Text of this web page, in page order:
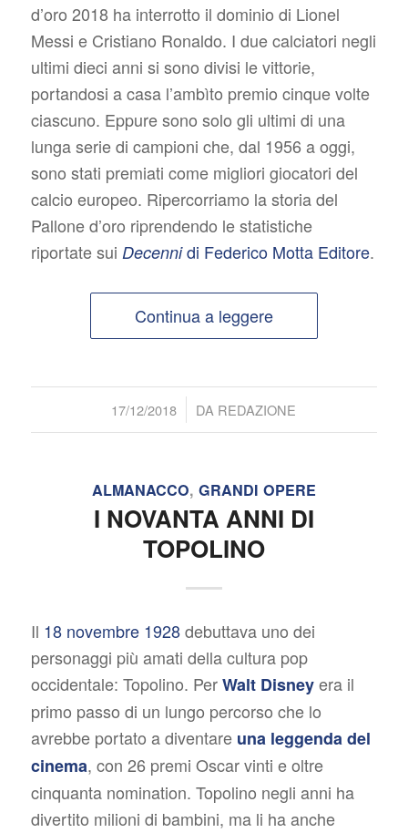
d’oro 2018 ha interrotto il dominio di Lionel
Messi e Cristiano Ronaldo. I due calciatori negli
ultimi dieci anni si sono divisi le vittorie,
portandosi a casa l’ambìto premio cinque volte
ciascuno. Eppure sono solo gli ultimi di una
lunga serie di campioni che, dal 1956 a oggi,
sono stati premiati come migliori giocatori del
calcio europeo. Ripercorriamo la storia del
Pallone d’oro riprendendo le statistiche
riportate sui Decennidi Federico Motta Editore.
Continua a leggere
17/12/2018
/ DA REDAZIONE
ALMANACCO, GRANDI OPERE
I NOVANTA ANNI DI
TOPOLINO
Il 18 novembre 1928debuttava uno dei
personaggi più amati della cultura pop
occidentale: Topolino. PerWalt Disneyera il
primo passo di un lungo percorso che lo
avrebbe portato a diventare una leggenda del
cinema, con 26 premi Oscar vinti e oltre
cinquanta nomination. Topolino negli anni ha
divertito milioni di bambini, ma li ha anche